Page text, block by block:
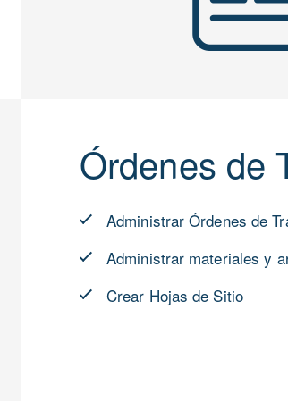
Órdenes de
Administrar Órdenes de
Administrar materiales y
Crear Hojas de Sitio